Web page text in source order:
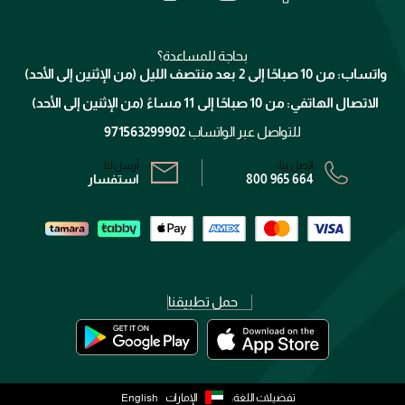
برنامج الولاء ميوز
الشروط و الأحكام
سياسة الخصوصية
بحاجة للمساعدة؟
واتساب: من 10 صباحًا إلى 2 بعد منتصف الليل (من الإثنين إلى الأحد)
الاتصال الهاتفي: من 10 صباحًا إلى 11 مساءً (من الإثنين إلى الأحد)
للتواصل عبر الواتساب 971563299902
اتصل بنا:
800 965 664
أرسل لنا:
استفسار
حمل تطبيقنا
تفضيلات اللغة: الإمارات English